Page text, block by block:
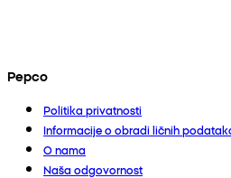
Pepco
Politika privatnosti
Informacije o obradi ličnih
O nama
Naša odgovornost